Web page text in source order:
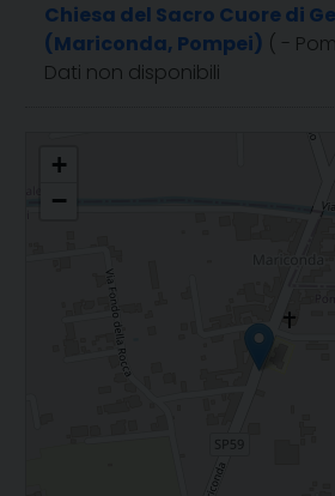
Chiesa del Sacro Cuore di
(Mariconda, Pompei) ( -
Dati non disponibili
+
−